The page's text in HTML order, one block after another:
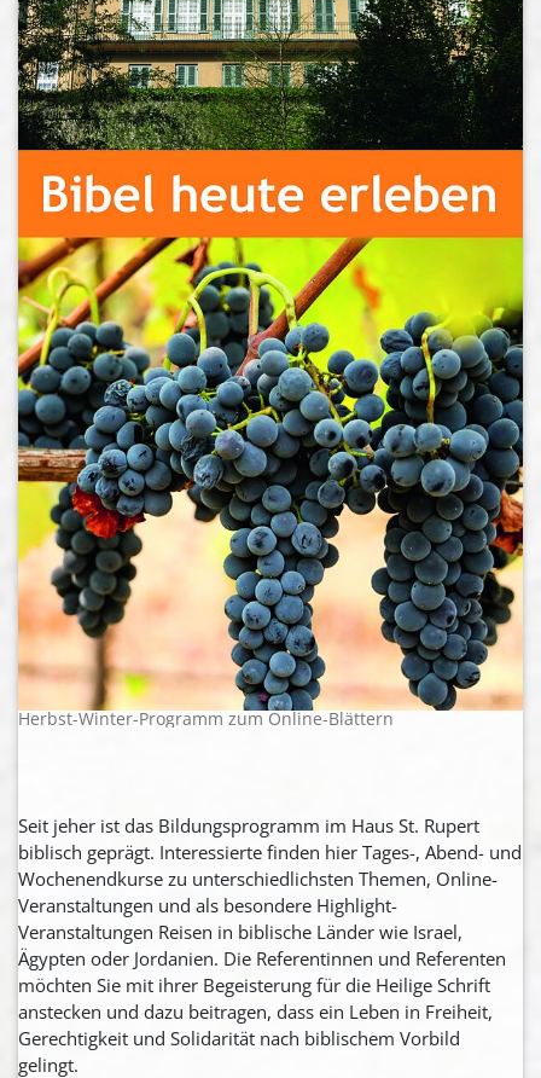
Herbst-Winter-Programm zum Online-Blättern
Seit jeher ist das Bildungsprogramm im Haus St. Rupert
biblisch geprägt. Interessierte finden hier Tages-, Abend- und
Wochenendkurse zu unterschiedlichsten Themen, Online-
Veranstaltungen und als besondere Highlight-
Veranstaltungen Reisen in biblische Länder wie Israel,
Ägypten oder Jordanien. Die Referentinnen und Referenten
möchten Sie mit ihrer Begeisterung für die Heilige Schrift
anstecken und dazu beitragen, dass ein Leben in Freiheit,
Gerechtigkeit und Solidarität nach biblischem Vorbild
gelingt.